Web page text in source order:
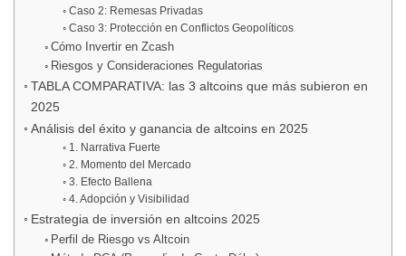
Caso 2: Remesas Privadas
Caso 3: Protección en Conflictos Geopolíticos
Cómo Invertir en Zcash
Riesgos y Consideraciones Regulatorias
TABLA COMPARATIVA: las 3 altcoins que más subieron en
2025
Análisis del éxito y ganancia de altcoins en 2025
1. Narrativa Fuerte
2. Momento del Mercado
3. Efecto Ballena
4. Adopción y Visibilidad
Estrategia de inversión en altcoins 2025
Perfil de Riesgo vs Altcoin